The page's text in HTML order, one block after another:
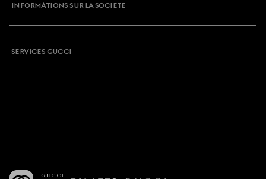
INFORMATIONS SUR LA SOCIETE
SERVICES GUCCI